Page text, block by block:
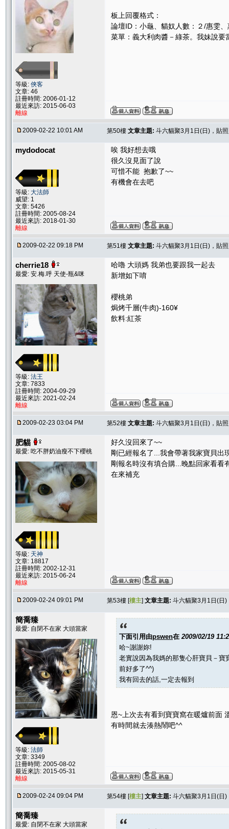
等級: 俠客
文章: 46
註冊時間: 2006-01-12
最近來訪: 2015-06-03
離線
板上回覆格式：
論壇ID：小龜、貓奴人數：２/惠雯
菜單：義大利肉醬－綠茶。我妹說
2009-02-22 10:01 AM 第50樓 文章主題: 斗六貓聚3月1日(日)，貼
mydodocat
等級: 大法師
威望: 1
文章: 5426
註冊時間: 2005-08-24
最近來訪: 2018-01-30
離線
唉 我好想去哦
很久沒見面了說
可惜不能 抱歉了~~
有機會在去吧
2009-02-22 09:18 PM 第51樓 文章主題: 斗六貓聚3月1日(日)，貼
cherrie18
最愛: 安.梅.呼 天使-瓶&咪
等級: 法王
文章: 7833
註冊時間: 2004-09-29
最近來訪: 2021-02-24
離線
哈嚕 大頭媽 我弟也要跟我一起去
新增如下唷
櫻桃弟
焗烤千層(牛肉)-160¥
飲料:紅茶
2009-02-23 03:04 PM 第52樓 文章主題: 斗六貓聚3月1日(日)，貼
肥貓
最愛: 吃不胖奶油瘦不下櫻桃
等級: 天神
文章: 18817
註冊時間: 2002-12-31
最近來訪: 2015-06-24
離線
好久沒回來了~~
剛已經報名了...我會帶著我家寶貝出
剛報名時沒有填合購...晚點回家看看
在來補充
2009-02-24 09:01 PM 第53樓 [樓主] 文章主題: 斗六貓聚3月1日(日)
簡喬臻
最愛: 自閉不在家 大頭當家
等級: 法師
文章: 3349
註冊時間: 2005-08-02
最近來訪: 2015-05-31
離線
下面引用由pswen在 2009/02/19
哈~謝謝妳!
老實說因為我媽的那隻心肝寶貝－
前好多了^^)
我有回去的話,一定去報到
恩~上次去有看到寶寶窩在暖爐前面
有時間就去湊熱鬧吧^^
2009-02-24 09:04 PM 第54樓 [樓主] 文章主題: 斗六貓聚3月1日(日)
簡喬臻
最愛: 自閉不在家 大頭當家